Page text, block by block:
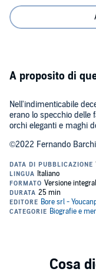
A proposito di
Nell'indimenticabile
erano lo specchio delle
orchi eleganti e maghi
©2022 Fernando